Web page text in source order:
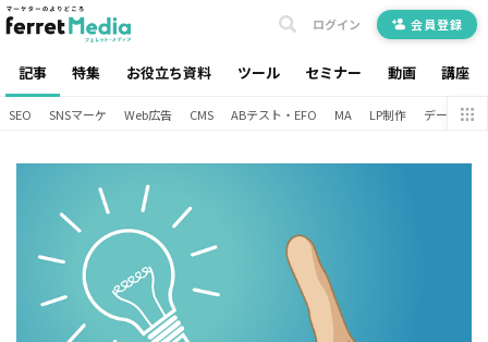
記事 特集 お役立ち資料 ツール セミナー 動画 講座
ログイン 会員登録
SEO SNSマーケ Web広告 CMS ABテスト・EFO MA LP制作 データ分析